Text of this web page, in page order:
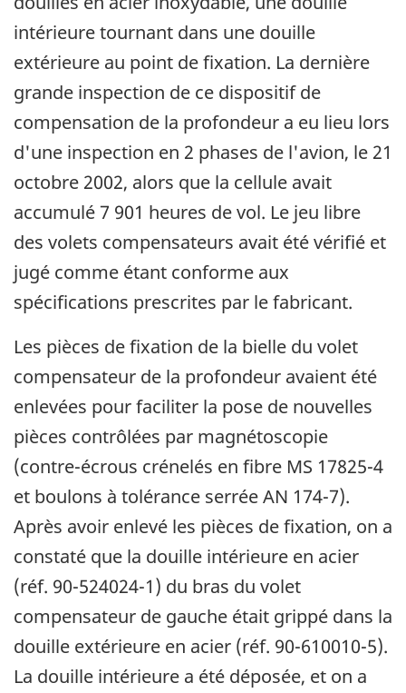
intérieure tournant dans une douille
extérieure au point de fixation. La dernière
grande inspection de ce dispositif de
compensation de la profondeur a eu lieu lors
d'une inspection en 2 phases de l'avion, le 21
octobre 2002, alors que la cellule avait
accumulé 7 901 heures de vol. Le jeu libre
des volets compensateurs avait été vérifié et
jugé comme étant conforme aux
spécifications prescrites par le fabricant.
Les pièces de fixation de la bielle du volet
compensateur de la profondeur avaient été
enlevées pour faciliter la pose de nouvelles
pièces contrôlées par magnétoscopie
(contre-écrous crénelés en fibre MS 17825-4
et boulons à tolérance serrée AN 174-7).
Après avoir enlevé les pièces de fixation, on a
constaté que la douille intérieure en acier
(réf. 90-524024-1) du bras du volet
compensateur de gauche était grippé dans la
douille extérieure en acier (réf. 90-610010-5).
La douille intérieure a été déposée, et on a